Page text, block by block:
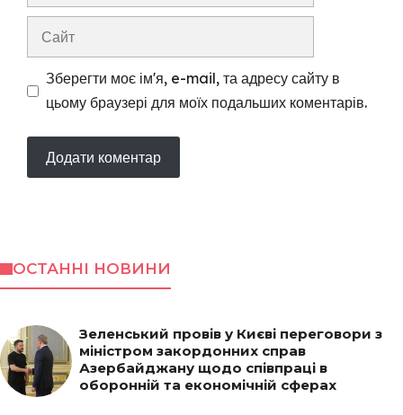
Сайт
Зберегти моє ім'я, e-mail, та адресу сайту в
цьому браузері для моїх подальших коментарів.
ОСТАННІ НОВИНИ
Зеленський провів у Києві переговори з
міністром закордонних справ
Азербайджану щодо співпраці в
оборонній та економічній сферах